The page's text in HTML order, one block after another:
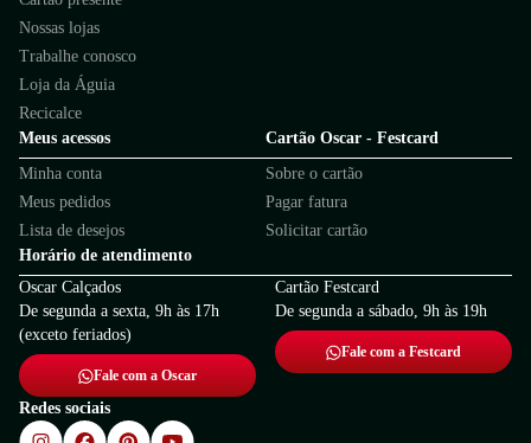
Nossas lojas
Trabalhe conosco
Loja da Águia
Recicalce
Meus acessos
Minha conta
Meus pedidos
Lista de desejos
Cartão Oscar - Festcard
Sobre o cartão
Pagar fatura
Solicitar cartão
Horário de atendimento
Oscar Calçados
De segunda a sexta, 9h às 17h
(exceto feriados)
Fale com a Oscar
Cartão Festcard
De segunda a sábado, 9h às 19h
Fale com a Festcard
Redes sociais